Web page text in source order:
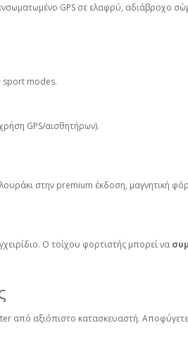
GPS σε ελαφρύ, αδιάβροχο
sport modes.
GPS/αισθητήρων).
στην premium έκδοση, μαγνητική
Ο τοίχου φορτιστής μπορεί να
από αξιόπιστο κατασκευαστή.